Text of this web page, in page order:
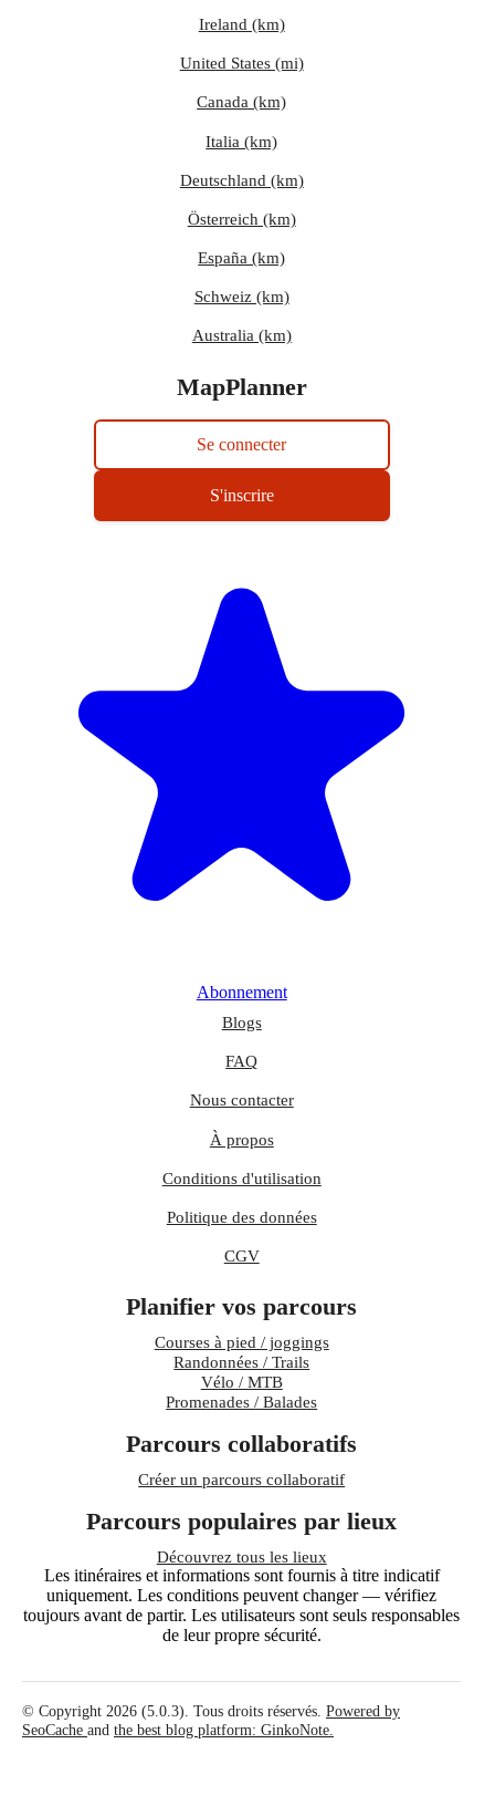
Ireland (km)
United States (mi)
Canada (km)
Italia (km)
Deutschland (km)
Österreich (km)
España (km)
Schweiz (km)
Australia (km)
MapPlanner
Se connecter
S'inscrire
Abonnement
Blogs
FAQ
Nous contacter
À propos
Conditions d'utilisation
Politique des données
CGV
Planifier vos parcours
Courses à pied / joggings
Randonnées / Trails
Vélo / MTB
Promenades / Balades
Parcours collaboratifs
Créer un parcours collaboratif
Parcours populaires par lieux
Découvrez tous les lieux
Les itinéraires et informations sont fournis à titre indicatif
uniquement. Les conditions peuvent changer — vérifiez
toujours avant de partir. Les utilisateurs sont seuls responsables
de leur propre sécurité.
© Copyright 2026 (5.0.3). Tous droits réservés. Powered by
SeoCache and the best blog platform: GinkoNote.